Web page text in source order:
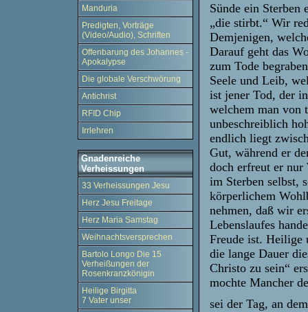
Manduria
Predigten, Vorträge
(Video/Audio), Schriften
Offenbarung des Johannes -
Apokalypse
Die globale Verschwörung
Antichrist
RFID Chip
Irrlehren
Gnadenreiche
Verheissungen
33 Verheissungen Jesu
Herz Jesu Freitage
Herz Maria Samstag
Weihnachtsversprechen
Bartolo Longo Die 15
Verheißungen der
Rosenkranzkönigin
Heilige Birgitta
7 Vater unser
Sünde ein Sterben
„die stirbt.“ Wir
Demjenigen,
Darauf geht das
zum Tode
Seele und Leib,
ist jener Tod, der
welchem man von
unbeschreiblich
endlich liegt
Gut, während er
doch erfreut er nur
im Sterben selbst,
körperlichem
nehmen, daß wir
Lebenslaufes
Freude ist. Heilige
die lange Dauer
Christo zu sein“
mochte Mancher
sei der Tag, an